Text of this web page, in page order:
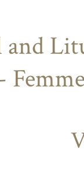
and